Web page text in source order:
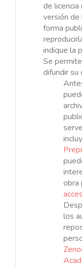
de
versión de
forma
indique la
Se
difundir su
obra
los